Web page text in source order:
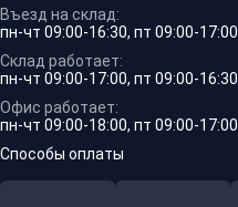
Въезд на склад:
пн-чт 09:00-16:30, пт 09:00-17:00
Склад работает:
пн-чт 09:00-17:00, пт 09:00-16:30
Офис работает:
пн-чт 09:00-18:00, пт 09:00-17:00
Способы оплаты